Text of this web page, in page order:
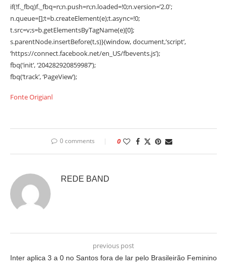
if(!f._fbq)f._fbq=n;n.push=n;n.loaded=!0;n.version=’2.0′;
n.queue=[];t=b.createElement(e);t.async=!0;
t.src=v;s=b.getElementsByTagName(e)[0];
s.parentNode.insertBefore(t,s)}(window, document,’script’,
‘https://connect.facebook.net/en_US/fbevents.js’);
fbq(‘init’, ‘204282920859987’);
fbq(‘track’, ‘PageView’);
Fonte Origianl
0 comments 0
REDE BAND
previous post
Inter aplica 3 a 0 no Santos fora de lar pelo Brasileirão Feminino